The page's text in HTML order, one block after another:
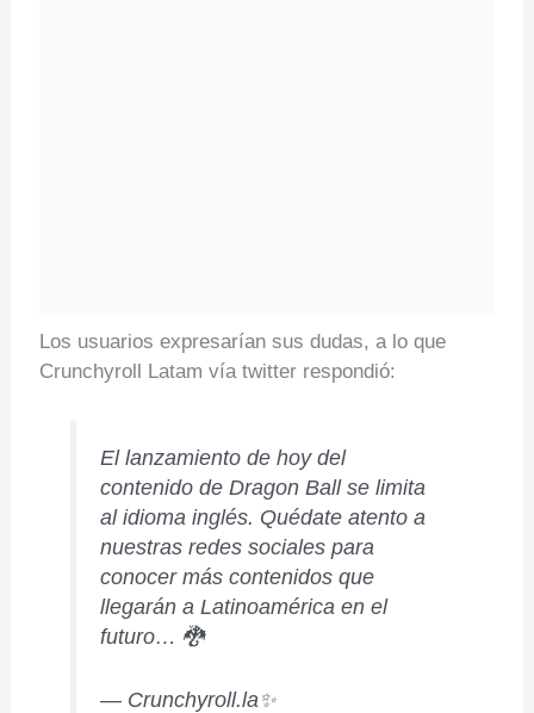
Los usuarios expresarían sus dudas, a lo que
Crunchyroll Latam vía twitter respondió:
El lanzamiento de hoy del
contenido de Dragon Ball se limita
al idioma inglés. Quédate atento a
nuestras redes sociales para
conocer más contenidos que
llegarán a Latinoamérica en el
futuro… 🐉
— Crunchyroll.la✨